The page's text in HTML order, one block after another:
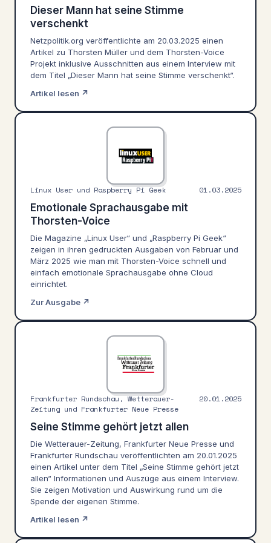
Dieser Mann hat seine Stimme
verschenkt
Netzpolitik.org veröffentlichte am 20.03.2025 einen
Artikel zu Thorsten Müller und dem Thorsten-Voice
Projekt inklusive Ausschnitten aus einem Interview mit
dem Titel „Dieser Mann hat seine Stimme verschenkt“.
Artikel lesen ↗
Linux User und Raspberry Pi Geek 01.03.2025
Emotionale Sprachausgabe mit
Thorsten-Voice
Die Magazine „Linux User“ und „Raspberry Pi Geek“
zeigen in ihren gedruckten Ausgaben von Februar und
März 2025 wie man mit Thorsten-Voice schnell und
einfach emotionale Sprachausgabe ohne Cloud
einrichtet.
Zur Ausgabe ↗
Frankfurter Rundschau, Wetterauer-
Zeitung und Frankfurter Neue Presse
20.01.2025
Seine Stimme gehört jetzt allen
Die Wetterauer-Zeitung, Frankfurter Neue Presse und
Frankfurter Rundschau veröffentlichten am 20.01.2025
einen Artikel unter dem Titel „Seine Stimme gehört jetzt
allen“ Informationen und Auszüge aus einem Interview.
Sie zeigen Motivation und Auswirkung rund um die
Spende der eigenen Stimme.
Artikel lesen ↗